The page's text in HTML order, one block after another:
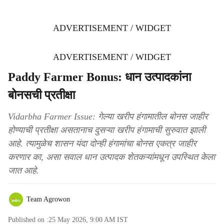
ADVERTISEMENT / WIDGET
ADVERTISEMENT / WIDGET
Paddy Farmer Bonus: धान उत्पादकांना
बोनसची प्रतीक्षा
Vidarbha Farmer Issue: गेल्या खरीप हंगामातील बोनस जाहीर
होण्याची प्रतीक्षा असतानाच दुसऱ्या खरीप हंगामाची सुरुवात झाली
आहे. त्यामुळेच शासन यंदा दोन्ही हंगामांचा बोनस एकत्र जाहीर
करणार का, असा सवाल धान उत्पादक शेतकऱ्यांमधून उपस्थित केला
जात आहे.
Team Agrowon
Published on :25 May 2026, 9:00 AM IST